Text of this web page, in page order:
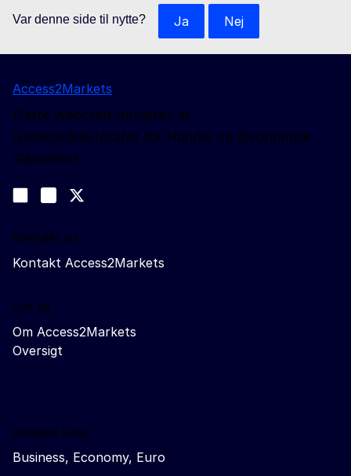
Var denne side til nytte? Ja Nej
Access2Markets
Dette websted forvaltes af:
Generaldirektoratet for Handel og Økonomisk
Sikkerhed
Join us on LinkedIn
Trade-Off podcast
Kontakt os
Kontakt Access2Markets
Om os
Om Access2Markets
Oversigt
Related sites
Business, Economy, Euro